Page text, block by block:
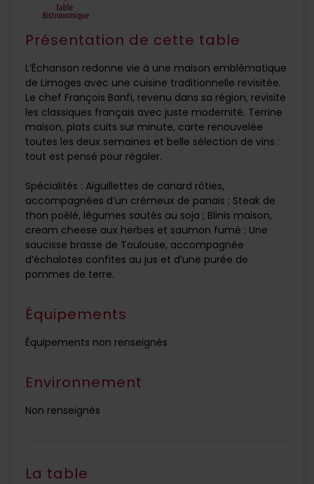
Présentation de cette table
L’Échanson redonne vie à une maison emblématique
de Limoges avec une cuisine traditionnelle revisitée.
Le chef François Banfi, revenu dans sa région, revisite
les classiques français avec juste modernité. Terrine
maison, plats cuits sur minute, carte renouvelée
toutes les deux semaines et belle sélection de vins :
tout est pensé pour régaler.
Spécialités : Aiguillettes de canard rôties,
accompagnées d’un crémeux de panais ; Steak de
thon poêlé, légumes sautés au soja ; Blinis maison,
cream cheese aux herbes et saumon fumé ; Une
saucisse brasse de Toulouse, accompagnée
d’échalotes confites au jus et d’une purée de
pommes de terre.
Équipements
Équipements non renseignés
Environnement
Non renseignés
La table